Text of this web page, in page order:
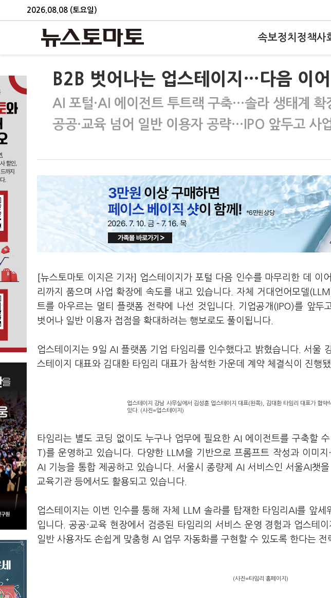
2026.08.08 (토요일)
속보정치 정책사
B2B 벗어나는 업스테이지…다음 이
AI 포털·AI 에이전트 투트랙 구축…솔라 생태계 확
공공·교육 넘어 일반 이용자 공략…IPO 앞두고 사
[뉴스토마토 이지은 기자] 업스테이지가 포털 다음 인수를 마무리한 데 이
리까지 품으며 사업 확장에 속도를 내고 있습니다. 자체 거대언어모델
트를 아우르는 멀티 플랫폼 전략에 나선 것입니다. 기업공개(IPO)를 앞두
벗어나 일반 이용자 접점을 확대하려는 행보로도 풀이됩니다.
업스테이지는 9일 AI 플랫폼 기업 타임리를 인수했다고 밝혔습니다. 서울
스테이지 대표와 김대환 타임리 대표가 참석한 가운데 계약 체결식이 진행됐
업스테이지 강남 사무실에서 김성훈 업스테이지 대표(왼쪽), 김대환 타임리 대표가 협약
있다. (사진=업스테이지)
타임리는 별도 코딩 없이도 누구나 업무에 필요한 AI 에이전트를 구축할
T)를 운영하고 있습니다. 다양한 LLM을 기반으로 프롬프트 작성과 이미
AI 기능을 통합 제공하고 있습니다. 서울시 종량제 AI 서비스인 서울AI챗
교육기관 등에서도 활용되고 있습니다.
업스테이지는 이번 인수를 통해 자체 LLM 솔라를 탑재한 타임리AI를 앞
입니다. 공공·교육 현장에서 검증된 타임리의 서비스 운영 경험과 업스테
일반 사용자도 손쉽게 맞춤형 AI 업무 자동화를 구현할 수 있도록 한다는 전
(사진=타임리 홈페이지)